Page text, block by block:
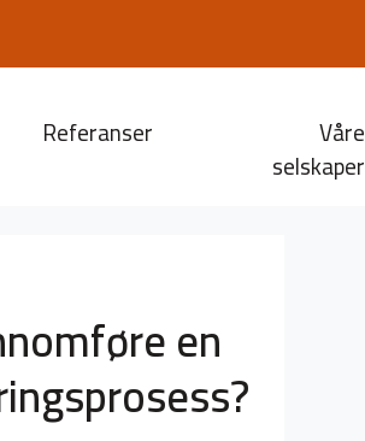
Referanser Våre
selskaper
en